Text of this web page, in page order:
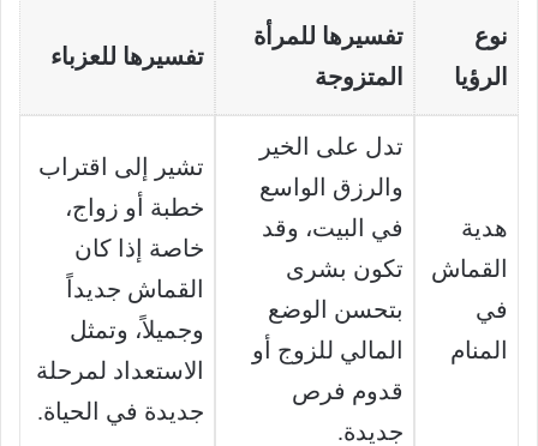
نوع
الرؤيا
تفسيرها للمرأة
المتزوجة
تفسيرها للعزباء
هدية
القماش
في
المنام
تدل على الخير
والرزق الواسع
في البيت، وقد
تكون بشرى
بتحسن الوضع
المالي للزوج أو
قدوم فرص
جديدة.
تشير إلى اقتراب
خطبة أو زواج،
خاصة إذا كان
القماش جديداً
وجميلاً، وتمثل
الاستعداد لمرحلة
جديدة في الحياة.